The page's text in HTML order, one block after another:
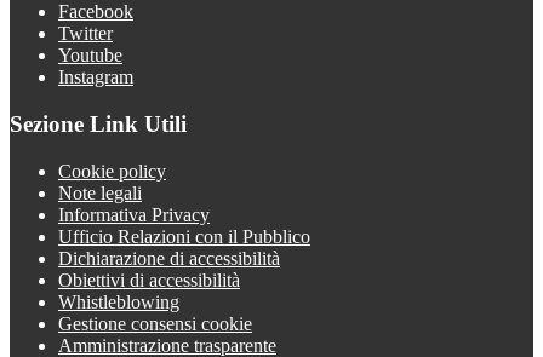
Facebook
Twitter
Youtube
Instagram
Sezione Link Utili
Cookie policy
Note legali
Informativa Privacy
Ufficio Relazioni con il Pubblico
Dichiarazione di accessibilità
Obiettivi di accessibilità
Whistleblowing
Gestione consensi cookie
Amministrazione trasparente